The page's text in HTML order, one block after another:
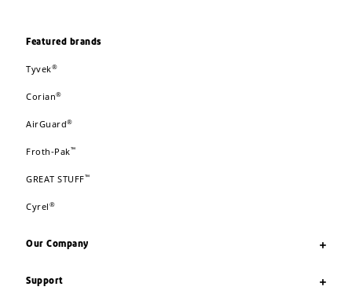
Featured brands
Tyvek®
Corian®
AirGuard®
Froth-Pak™
GREAT STUFF™
Cyrel®
Our Company
Support